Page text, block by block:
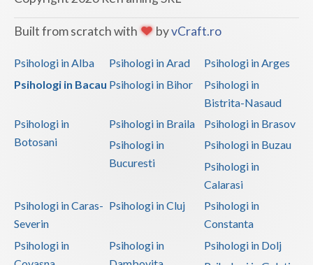
Built from scratch with byvCraft.ro
Psihologi in Alba Psihologi in Arad
Psihologi in Arges
Psihologi in Bacau Psihologi in Bihor
Psihologi in
Bistrita-Nasaud
Psihologi in
Botosani
Psihologi in Braila
Psihologi in Brasov
Psihologi in
Bucuresti
Psihologi in Buzau
Psihologi in
Calarasi
Psihologi in Caras-
Severin
Psihologi in Cluj
Psihologi in
Constanta
Psihologi in
Psihologi in
Psihologi in Dolj